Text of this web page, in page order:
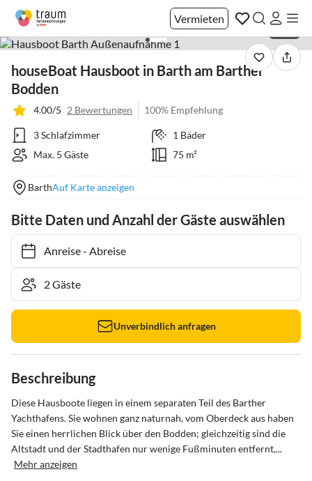
Vermieten
houseBoat Hausboot in Barth am Barther
Bodden
4.00/5 2 Bewertungen 100% Empfehlung
3 Schlafzimmer
1 Bäder
Max. 5 Gäste
75 m²
BarthAuf Karte anzeigen
Bitte Daten und Anzahl der Gäste auswählen
Anreise- Abreise
Unverbindlich anfragen
Beschreibung
Diese Hausboote liegen in einem separaten Teil des Barther
Yachthafens. Sie wohnen ganz naturnah, vom Oberdeck aus haben
Sie einen herrlichen Blick über den Bodden; gleichzeitig sind die
Altstadt und der Stadthafen nur wenige Fußminuten entfernt,...
Mehr anzeigen